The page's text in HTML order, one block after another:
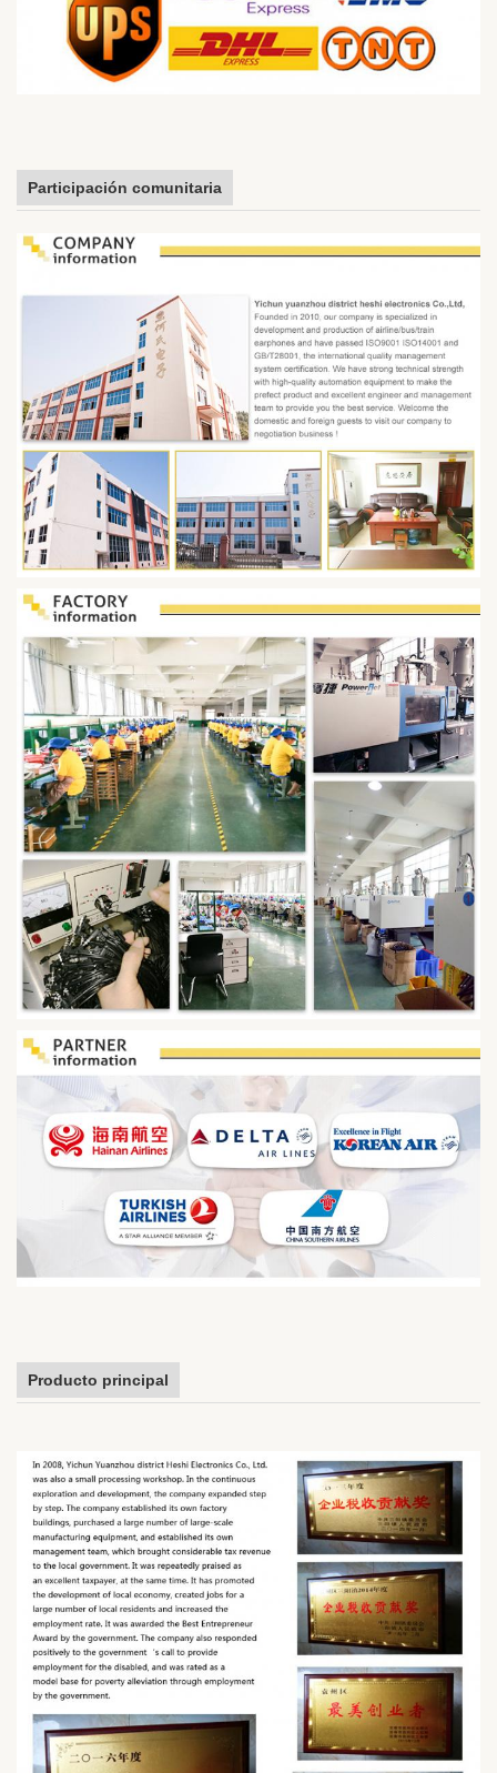
Participación comunitaria
Producto principal